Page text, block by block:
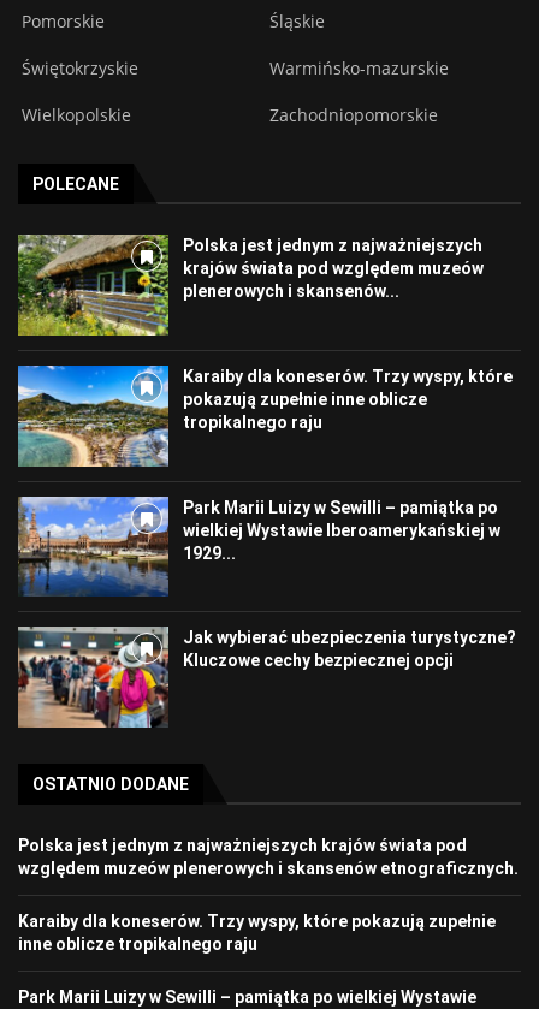
Pomorskie Śląskie
Świętokrzyskie Warmińsko-mazurskie
Wielkopolskie Zachodniopomorskie
POLECANE
Polska jest jednym z najważniejszych
krajów świata pod względem muzeów
plenerowych i skansenów...
Karaiby dla koneserów. Trzy wyspy, które
pokazują zupełnie inne oblicze
tropikalnego raju
Park Marii Luizy w Sewilli – pamiątka po
wielkiej Wystawie Iberoamerykańskiej w
1929...
Jak wybierać ubezpieczenia turystyczne?
Kluczowe cechy bezpiecznej opcji
OSTATNIO DODANE
Polska jest jednym z najważniejszych krajów świata pod
względem muzeów plenerowych i skansenów etnograficznych.
Karaiby dla koneserów. Trzy wyspy, które pokazują zupełnie
inne oblicze tropikalnego raju
Park Marii Luizy w Sewilli – pamiątka po wielkiej Wystawie